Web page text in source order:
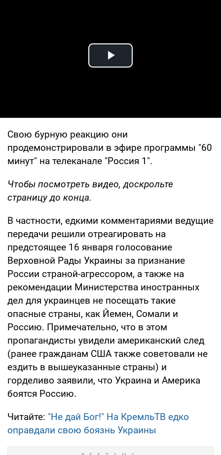
Play Video
Свою бурную реакцию они
продемонстрировали в эфире программы "60
минут" на телеканале "Россия 1".
Чтобы посмотреть видео, доскрольте
страницу до конца.
В частности, едкими комментариями ведущие
передачи решили отреагировать на
предстоящее 16 января голосование
Верховной Рады Украины за признание
России страной-агрессором, а также на
рекомендации Министерства иностранных
дел для украинцев не посещать такие
опасные страны, как Йемен, Сомали и
Россию. Примечательно, что в этом
пропагандисты увидели американский след
(ранее гражданам США также советовали не
ездить в вышеуказанные страны) и
горделиво заявили, что Украина и Америка
боятся Россию.
Читайте: "Не дай Бог!" На КремльТВ едко
оправдали свою боязнь Украины